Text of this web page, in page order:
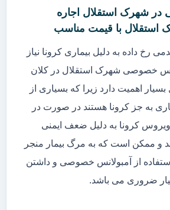
در شهرک استقلال اجاره
استقلال با قیمت مناسب
رخ داده به دلیل بیماری کرونا نیاز
خصوصی شهرک استقلال در کلان
اهمیت دارد زیرا که بسیاری از
به جز کرونا هستند در صورت در
کرونا به دلیل ضعف ایمنی
و ممکن است که به مرگ بیمار منجر
از آمبولانس خصوصی و داشتن
ضروری می باشد.